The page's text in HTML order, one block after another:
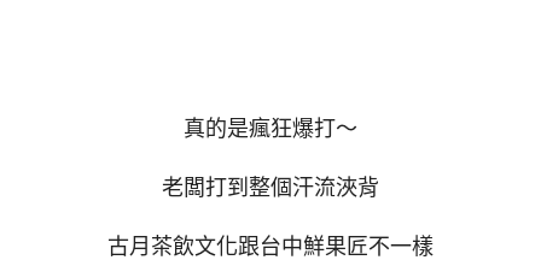
真的是瘋狂爆打～
老闆打到整個汗流浹背
古月茶飲文化跟台中鮮果匠不一樣